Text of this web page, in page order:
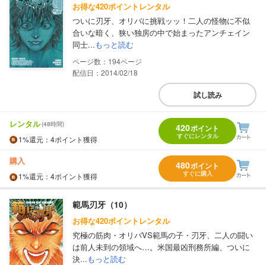
お得な420ポイントレンタル
ついに刃牙、オリバに挑戦ッッ！二人の怪物に不似
合いな暗く、狭い独房の中で始まったアンチェイン
同士...もっと読む
194
配信日：2014/02/18
試し読み
レンタル(48時間)
1%還元 ：4ポイント獲得
420ポイント
すぐにレンタル
購入
1%還元 ：4ポイント獲得
480ポイント
すぐに購入
範馬刃牙（10）
お得な420ポイントレンタル
究極の筋肉・オリバVS範馬の子・刃牙、二人の闘い
は前人未到の領域へ…。米国最凶刑務所編、ついに
決...もっと読む